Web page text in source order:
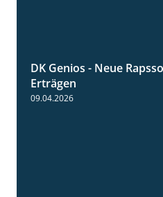
DK Genios - Neue
Erträgen
09.04.2026